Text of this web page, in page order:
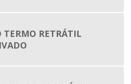
TERMO RETRÁTIL